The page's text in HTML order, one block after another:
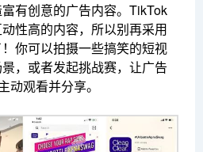
有创意的广告内容。TikTok
性高的内容，所以别再采用
你可以拍摄一些搞笑的短视
，或者发起挑战赛，让广告
动观看并分享。